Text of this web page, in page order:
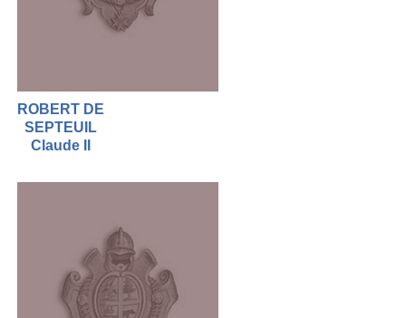
ROBERT DE
SEPTEUIL
Claude II